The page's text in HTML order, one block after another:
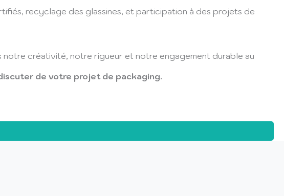
recyclage des glassines, et participation à des projets de
notre créativité, notre rigueur et notre engagement durable au
de votre projet de packaging.